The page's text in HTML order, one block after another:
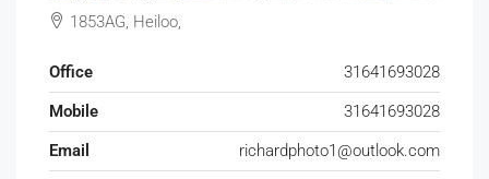
1853AG, Heiloo,
Office
31641693028
Mobile
31641693028
Email
richardphoto1@outlook.com